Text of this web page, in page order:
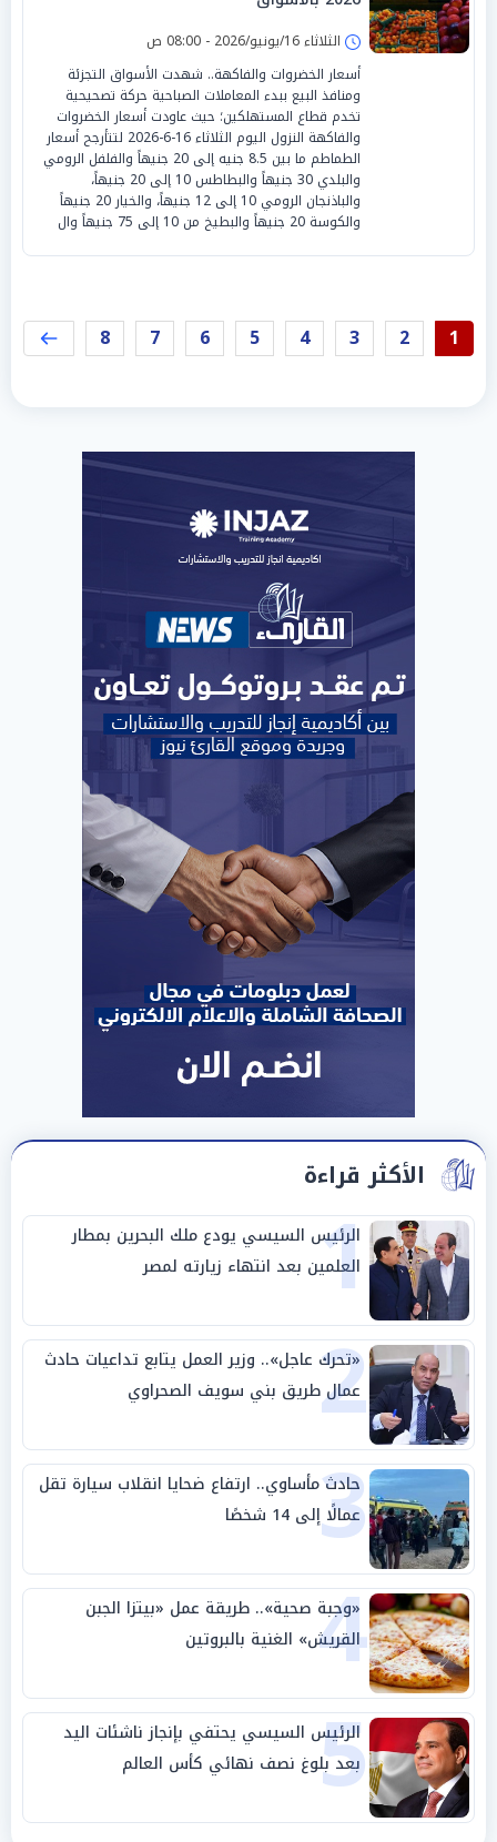
الثلاثاء 16/يونيو/2026 - 08:00 ص
أسعار الخضروات والفاكهة.. شهدت الأسواق التجزئة
ومنافذ البيع ببدء المعاملات الصباحية حركة تصحيحية
تخدم قطاع المستهلكين؛ حيث عاودت أسعار الخضروات
والفاكهة النزول اليوم الثلاثاء 16-6-2026 لتتأرجح أسعار
الطماطم ما بين 8.5 جنيه إلى 20 جنيهاً والفلفل الرومي
والبلدي 30 جنيهاً والبطاطس 10 إلى 20 جنيهاً،
والباذنجان الرومي 10 إلى 12 جنيهاً، والخيار 20 جنيهاً
والكوسة 20 جنيهاً والبطيخ من 10 إلى 75 جنيهاً وال
1
2
3
4
5
6
7
8
الأكثر قراءة
1
الرئيس السيسي يودع ملك البحرين بمطار
العلمين بعد انتهاء زيارته لمصر
2
«تحرك عاجل».. وزير العمل يتابع تداعيات حادث
عمال طريق بني سويف الصحراوي
3
حادث مأساوي.. ارتفاع ضحايا انقلاب سيارة تقل
عمالًا إلى 14 شخصًا
4
«وجبة صحية».. طريقة عمل «بيتزا الجبن
القريش» الغنية بالبروتين
5
الرئيس السيسي يحتفي بإنجاز ناشئات اليد
بعد بلوغ نصف نهائي كأس العالم